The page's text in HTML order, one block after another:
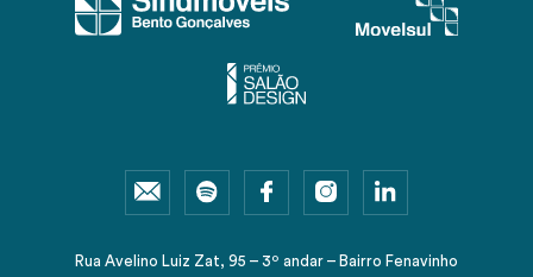
Rua Avelino Luiz Zat, 95 – 3º andar – Bairro Fenavinho